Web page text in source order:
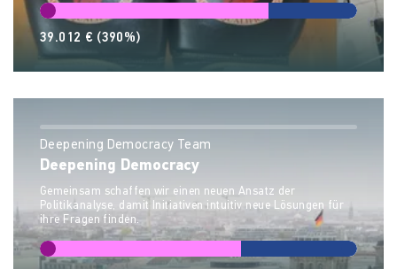
39.012 € (390%)
Deepening Democracy Team
Deepening Democracy
Gemeinsam schaffen wir einen neuen Ansatz der
Politikanalyse, damit Initiativen intuitiv neue Lösungen für
ihre Fragen finden.